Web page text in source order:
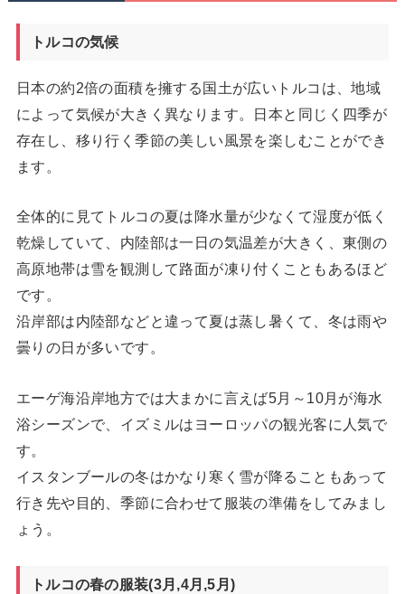
トルコの気候
日本の約2倍の面積を擁する国土が広いトルコは、地域
によって気候が大きく異なります。日本と同じく四季が
存在し、移り行く季節の美しい風景を楽しむことができ
ます。
全体的に見てトルコの夏は降水量が少なくて湿度が低く
乾燥していて、内陸部は一日の気温差が大きく、東側の
高原地帯は雪を観測して路面が凍り付くこともあるほど
です。
沿岸部は内陸部などと違って夏は蒸し暑くて、冬は雨や
曇りの日が多いです。
エーゲ海沿岸地方では大まかに言えば5月～10月が海水
浴シーズンで、イズミルはヨーロッパの観光客に人気で
す。
イスタンブールの冬はかなり寒く雪が降ることもあって
行き先や目的、季節に合わせて服装の準備をしてみまし
ょう。
トルコの春の服装(3月,4月,5月)